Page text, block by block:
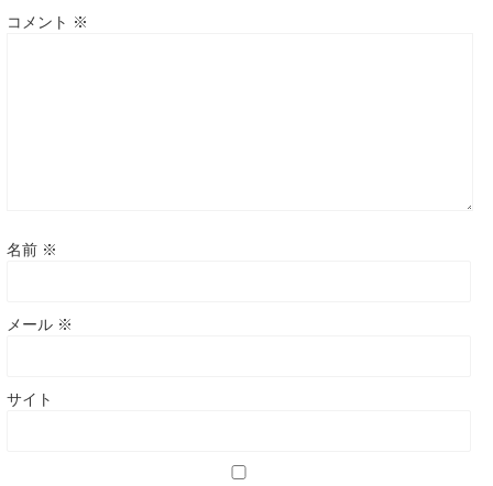
コメント ※
名前 ※
メール ※
サイト